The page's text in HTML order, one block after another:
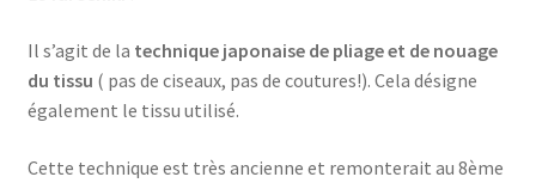
Il s’agit de la technique japonaise de pliage et de nouage
du tissu ( pas de ciseaux, pas de coutures!). Cela désigne
également le tissu utilisé.
Cette technique est très ancienne et remonterait au 8ème